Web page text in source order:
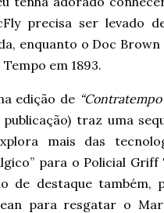
precisa ser levado
enquanto o Doc
em 1893.
edição de
publicação) traz uma
mais das
para o Policial
de destaque
para resgatar o